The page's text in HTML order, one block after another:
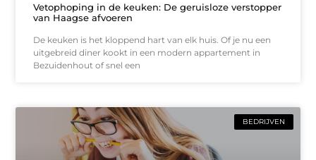
Vetophoping in de keuken: De geruisloze verstopper
van Haagse afvoeren
De keuken is het kloppend hart van elk huis. Of je nu een
uitgebreid diner kookt in een modern appartement in
Bezuidenhout of snel een
BEDRIJVEN